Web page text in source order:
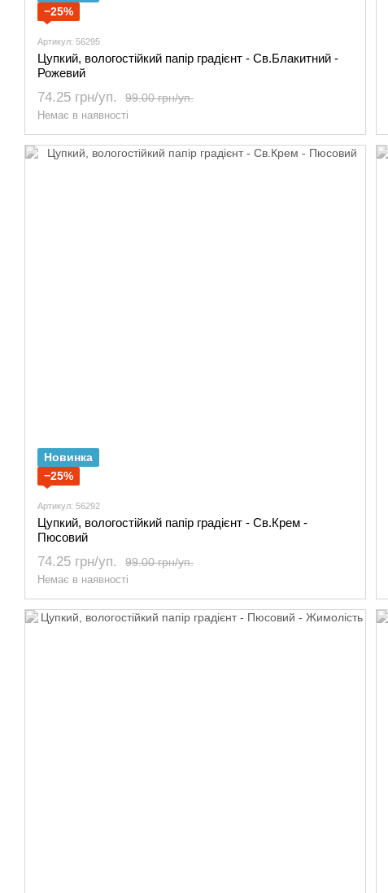
−25%
Артикул: 56295
Цупкий, вологостійкий папір градієнт - Св.Блакитний -
Рожевий
99.00 грн/уп.
74.25 грн/уп.
Немає в наявності
Новинка
−25%
Артикул: 56292
Цупкий, вологостійкий папір градієнт - Св.Крем -
Пюсовий
99.00 грн/уп.
74.25 грн/уп.
Немає в наявності